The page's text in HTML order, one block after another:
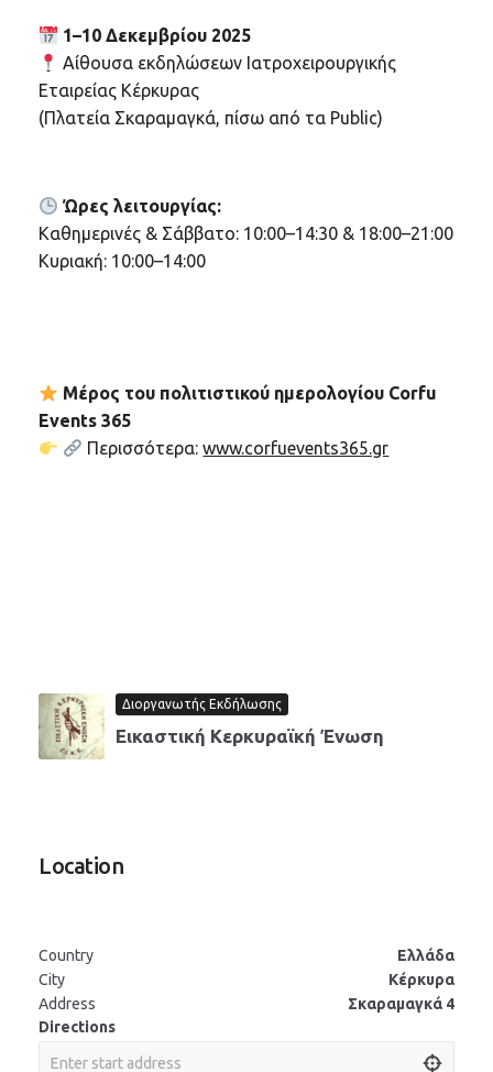
1–10 Δεκεμβρίου 2025
Αίθουσα εκδηλώσεων Ιατροχειρουργικής
Εταιρείας Κέρκυρας
(Πλατεία Σκαραμαγκά, πίσω από τα Public)
Ώρες λειτουργίας:
Καθημερινές & Σάββατο: 10:00–14:30 & 18:00–21:00
Κυριακή: 10:00–14:00
Μέρος του πολιτιστικού ημερολογίου Corfu
Events 365
Περισσότερα:www.corfuevents365.gr
Διοργανωτής Εκδήλωσης
Εικαστική Κερκυραϊκή Ένωση
Location
Country
Ελλάδα
City
Κέρκυρα
Address
Σκαραμαγκά 4
Directions